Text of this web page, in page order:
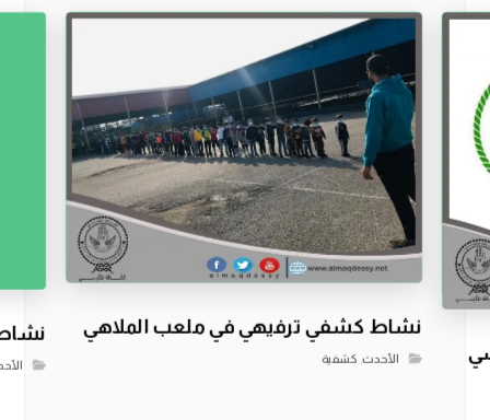
نشاط كشفي ترفيهي في ملعب الملاهي
الأحدث, كشفية